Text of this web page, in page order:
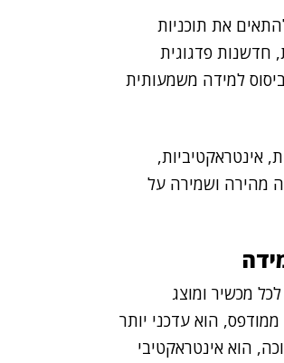
את תוכניות
למידה משמעותית, חדשנות פדגוגית
למידה משמעותית
אינטראקטיביות,
מהירה ושמירה על
מכשיר ומוצג
הוא עדכני יותר
הוא אינטראקטיבי